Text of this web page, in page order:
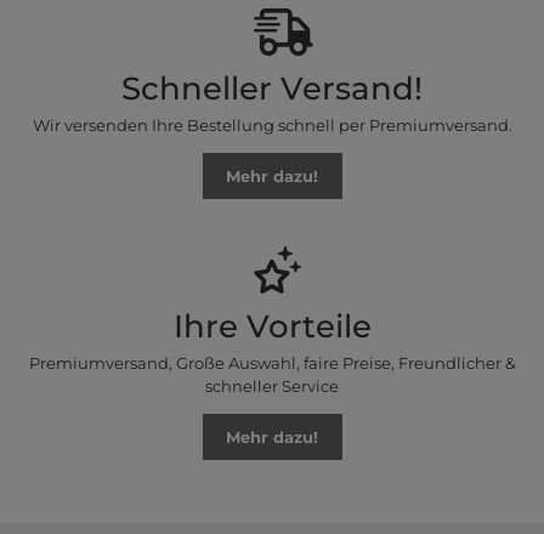
Schneller Versand!
Wir versenden Ihre Bestellung schnell per Premiumversand.
Mehr dazu!
Ihre Vorteile
Premiumversand, Große Auswahl, faire Preise, Freundlicher &
schneller Service
Mehr dazu!